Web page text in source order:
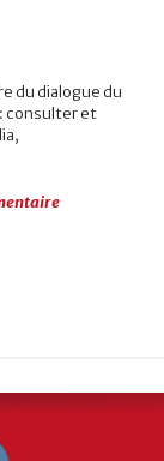
du dialogue du
consulter et